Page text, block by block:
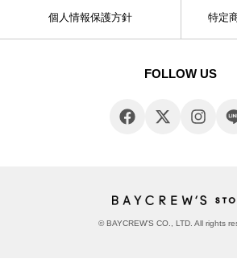
個人情報保護方針 特定
FOLLOW US
© BAYCREW’S CO., LTD. All rights